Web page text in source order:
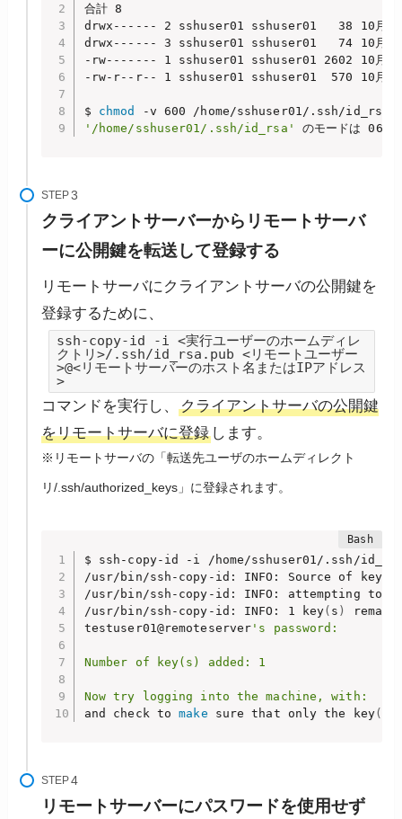
合計 8
drwx------ 2 sshuser01 sshuser01   38 10月
drwx------ 3 sshuser01 sshuser01   74 10月
-rw------- 1 sshuser01 sshuser01 2602 10月
-rw-r--r-- 1 sshuser01 sshuser01  570 10月
$ chmod
'/home/sshuser01/.ssh/id_rsa'
のモードは
STEP
クライアントサーバーからリモートサーバ
ーに公開鍵を転送して登録する
リモートサーバにクライアントサーバの公開鍵を
登録するために、
ssh-copy-id -i <実行ユーザーのホームディレ
クトリ>/.ssh/id_rsa.pub <リモートユーザー
>@<リモートサーバーのホスト名またはIPアドレス
>
コマンドを実行し、クライアントサーバの公開鍵
をリモートサーバに登録 します。
※リモートサーバの「転送先ユーザのホームディレクト
リ/.ssh/authorized_keys」に登録されます。
$ ssh-copy-id -i /home/sshuser01/.ssh/
/usr/bin/ssh-copy-id: INFO: Source of key
/usr/bin/ssh-copy-id: INFO: attempting to
/usr/bin/ssh-copy-id: INFO: 1 key( s )
testuser01@remoteserver 's password:
Number of key(s) added: 1
Now try logging into the machine, with:
and check to make sure that only the key(
STEP
リモートサーバーにパスワードを使用せず